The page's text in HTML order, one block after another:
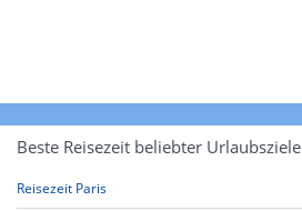
Beste Reisezeit beliebter Urlaubsziele
Reisezeit Paris